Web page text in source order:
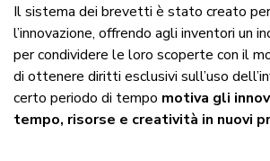
Il sistema dei brevetti è stato creato
l’innovazione, offrendo agli inventori un
per condividere le loro scoperte con il
di ottenere diritti esclusivi sull’uso
certo periodo di tempo motiva gli
tempo, risorse e creatività in nuovi